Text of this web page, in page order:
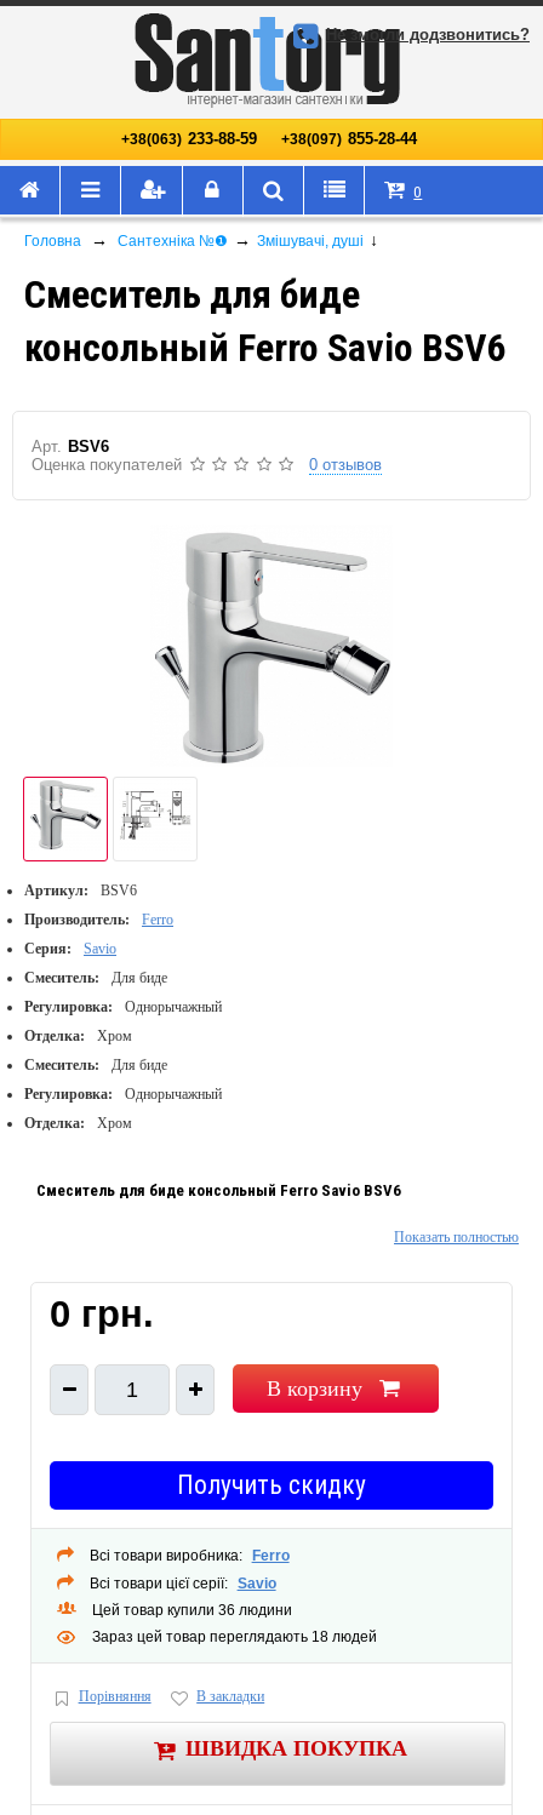
+38(063) 233-88-59 +38(097) 855-28-44
Не змогли додзвонитись?
0
Головна → Сантехніка №❶ → Змішувачі, душі ↓
Смеситель для биде
консольный Ferro Savio BSV6
Арт. BSV6
Оценка покупателей
0 отзывов
Артикул:
BSV6
Производитель:
Ferro
Серия:
Savio
Смеситель:
Для биде
Регулировка:
Однорычажный
Отделка:
Хром
Смеситель:
Для биде
Регулировка:
Однорычажный
Отделка:
Хром
Смеситель для биде консольный Ferro Savio BSV6
Материал — латунь
Предназначение — для биде
Управление потоком — ручное
Монтаж — на одно отверстие
Высота смесителя: 131 мм
Высота излива: 70 мм
Монтажное отверстие: 42 мм
Гибкая подводка G 3/8″
Донный клапан G 1 1/4
Страна проивзодитель Польша
Гарантия 5 лет
Показать полностью
0 грн.
1 В корзину
Получить скидку
Всі товари виробника:
Ferro
Всі товари цієї серії: Savio
Цей товар купили 36 людини
Зараз цей товар переглядають 18 людей
Порівняння В закладки
ШВИДКА ПОКУПКА